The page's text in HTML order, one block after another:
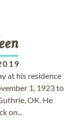
at his residence
1, 1923 to
OK. He
on...